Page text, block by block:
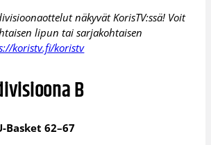
näkyvät KorisTV:ssä! Voit
lipun tai sarjakohtaisen
koristv.fi/koristv
B
Basket 62–67